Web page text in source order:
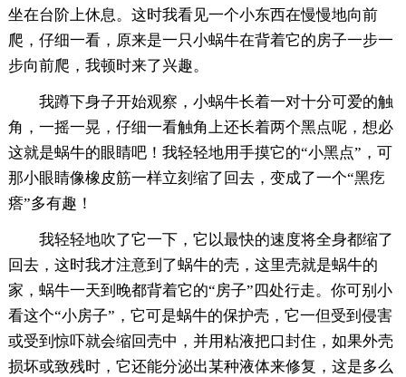
坐在台阶上休息。这时我看见一个小东西在慢慢地向前
爬，仔细一看，原来是一只小蜗牛在背着它的房子一步一
步向前爬，我顿时来了兴趣。
我蹲下身子开始观察，小蜗牛长着一对十分可爱的触
角，一摇一晃，仔细一看触角上还长着两个黑点呢，想必
这就是蜗牛的眼睛吧！我轻轻地用手摸它的“小黑点”，可
那小眼睛像橡皮筋一样立刻缩了回去，变成了一个“黑疙
瘩”多有趣！
我轻轻地吹了它一下，它以最快的速度将全身都缩了
回去，这时我才注意到了蜗牛的壳，这里壳就是蜗牛的
家，蜗牛一天到晚都背着它的“房子”四处行走。你可别小
看这个“小房子”，它可是蜗牛的保护壳，它一但受到侵害
或受到惊吓就会缩回壳中，并用粘液把口封住，如果外壳
损坏或致残时，它还能分泌出某种液体来修复，这是多么